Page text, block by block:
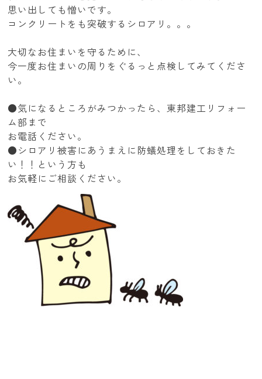
思い出しても憎いです。
コンクリートをも突破するシロアリ。。。
大切なお住まいを守るために、
今一度お住まいの周りをぐるっと点検してみてくださ
い。
●気になるところがみつかったら、東邦建工リフォー
ム部まで
お電話ください。
●シロアリ被害にあうまえに防蟻処理をしておきた
い！！という方も
お気軽にご相談ください。